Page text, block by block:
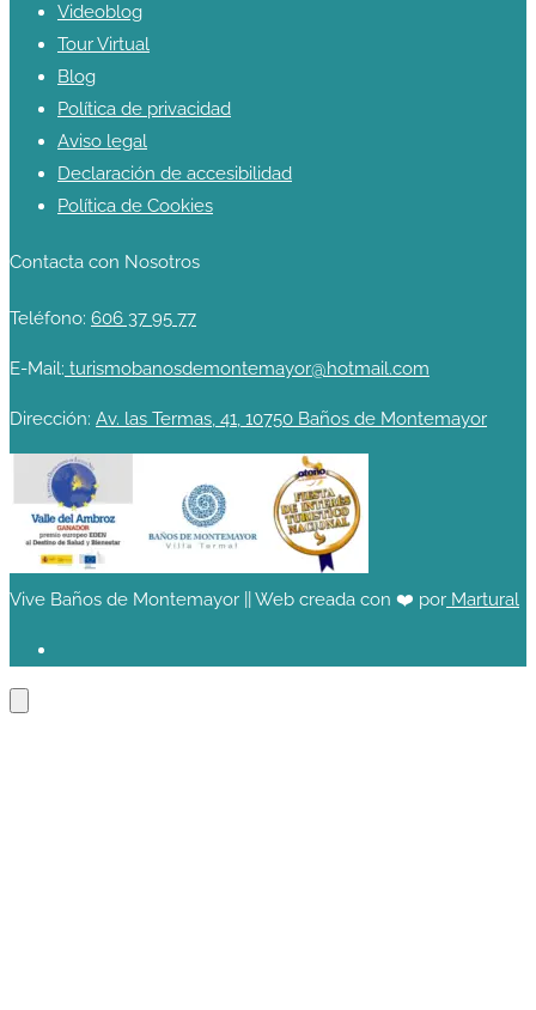
Videoblog
Tour Virtual
Blog
Política de privacidad
Aviso legal
Declaración de accesibilidad
Política de Cookies
Contacta con Nosotros
Teléfono: 606 37 95 77
E-Mail: turismobanosdemontemayor@hotmail.com
Dirección: Av. las Termas, 41, 10750 Baños de Montemayor
Vive Baños de Montemayor || Web creada con ❤️ por Martural